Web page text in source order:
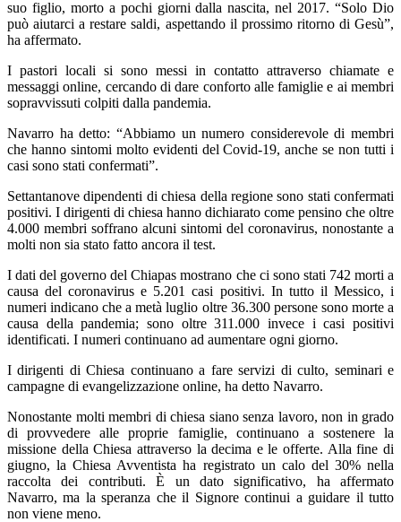
suo figlio, morto a pochi giorni dalla nascita, nel 2017. “Solo Dio
può aiutarci a restare saldi, aspettando il prossimo ritorno di Gesù”,
ha affermato.
I pastori locali si sono messi in contatto attraverso chiamate e
messaggi online, cercando di dare conforto alle famiglie e ai membri
sopravvissuti colpiti dalla pandemia.
Navarro ha detto: “Abbiamo un numero considerevole di membri
che hanno sintomi molto evidenti del Covid-19, anche se non tutti i
casi sono stati confermati”.
Settantanove dipendenti di chiesa della regione sono stati confermati
positivi. I dirigenti di chiesa hanno dichiarato come pensino che oltre
4.000 membri soffrano alcuni sintomi del coronavirus, nonostante a
molti non sia stato fatto ancora il test.
I dati del governo del Chiapas mostrano che ci sono stati 742 morti a
causa del coronavirus e 5.201 casi positivi. In tutto il Messico, i
numeri indicano che a metà luglio oltre 36.300 persone sono morte a
causa della pandemia; sono oltre 311.000 invece i casi positivi
identificati. I numeri continuano ad aumentare ogni giorno.
I dirigenti di Chiesa continuano a fare servizi di culto, seminari e
campagne di evangelizzazione online, ha detto Navarro.
Nonostante molti membri di chiesa siano senza lavoro, non in grado
di provvedere alle proprie famiglie, continuano a sostenere la
missione della Chiesa attraverso la decima e le offerte. Alla fine di
giugno, la Chiesa Avventista ha registrato un calo del 30% nella
raccolta dei contributi. È un dato significativo, ha affermato
Navarro, ma la speranza che il Signore continui a guidare il tutto
non viene meno.